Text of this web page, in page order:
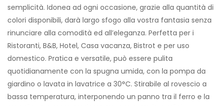
semplicità. Idonea ad ogni occasione, grazie alla quantità di
colori disponibili, darà largo sfogo alla vostra fantasia senza
rinunciare alla comodità ed all’eleganza. Perfetta per i
Ristoranti, B&B, Hotel, Casa vacanza, Bistrot e per uso
domestico. Pratica e versatile, può essere pulita
quotidianamente con la spugna umida, con la pompa da
giardino o lavata in lavatrice a 30°C. Stirabile al rovescio a
bassa temperatura, interponendo un panno tra il ferro e la